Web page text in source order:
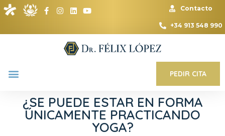
Contacto
+34 913 548 990
PEDIR CITA
¿SE PUEDE ESTAR EN FORMA
ÚNICAMENTE PRACTICANDO
YOGA?